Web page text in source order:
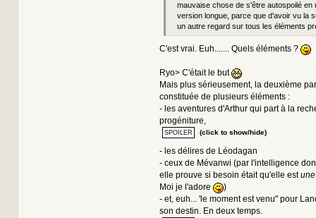
mauvaise chose de s'être autospoilé en
version longue, parce que d'avoir vu la
un autre regard sur tous les éléments
C'est vrai. Euh....... Quels éléments ?
Ryo> C'était le but
Mais plus sérieusement, la deuxième
constituée de plusieurs éléments :
- les aventures d'Arthur qui part à la
progéniture,
(click to show/hide)
- les délires de Léodagan
- ceux de Mévanwi (par l'intelligence
elle prouve si besoin était qu'elle est
Moi je l'adore
)
- et, euh... 'le moment est venu" pour
son destin. En deux temps.